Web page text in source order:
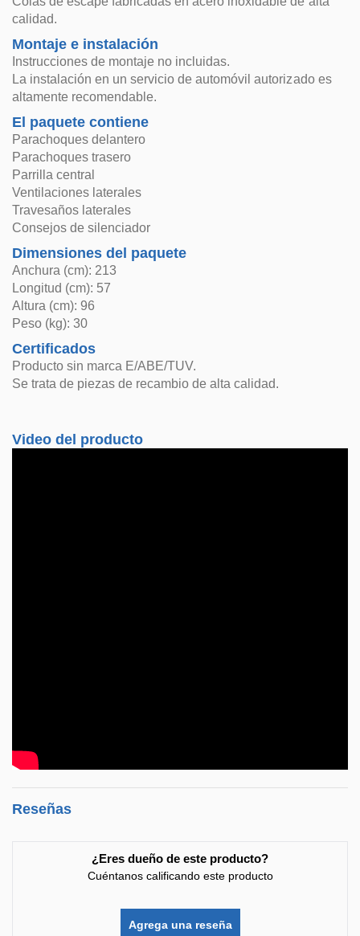
calidad.
Montaje e instalación
Instrucciones de montaje no incluidas.
La instalación en un servicio de automóvil autorizado es
altamente recomendable.
El paquete contiene
Parachoques delantero
Parachoques trasero
Parrilla central
Ventilaciones laterales
Travesaños laterales
Consejos de silenciador
Dimensiones del paquete
Anchura (cm): 213
Longitud (cm): 57
Altura (cm): 96
Peso (kg): 30
Certificados
Producto sin marca E/ABE/TUV.
Se trata de piezas de recambio de alta calidad.
Video del producto
Reseñas
¿Eres dueño de este producto?
Cuéntanos calificando este producto
Agrega una reseña